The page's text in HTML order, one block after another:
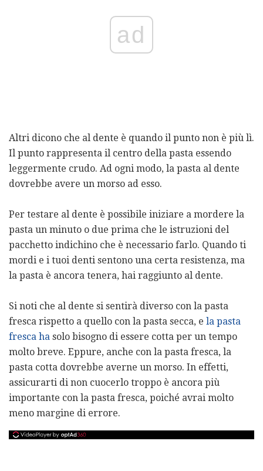
ad
Altri dicono che al dente è quando il punto non è più lì.
Il punto rappresenta il centro della pasta essendo
leggermente crudo. Ad ogni modo, la pasta al dente
dovrebbe avere un morso ad esso.
Per testare al dente è possibile iniziare a mordere la
pasta un minuto o due prima che le istruzioni del
pacchetto indichino che è necessario farlo. Quando ti
mordi e i tuoi denti sentono una certa resistenza, ma
la pasta è ancora tenera, hai raggiunto al dente.
Si noti che al dente si sentirà diverso con la pasta
fresca rispetto a quello con la pasta secca, e la pasta
fresca ha solo bisogno di essere cotta per un tempo
molto breve. Eppure, anche con la pasta fresca, la
pasta cotta dovrebbe averne un morso. In effetti,
assicurarti di non cuocerlo troppo è ancora più
importante con la pasta fresca, poiché avrai molto
meno margine di errore.